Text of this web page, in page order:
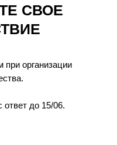
СВОЕ
при организации
до 15/06.